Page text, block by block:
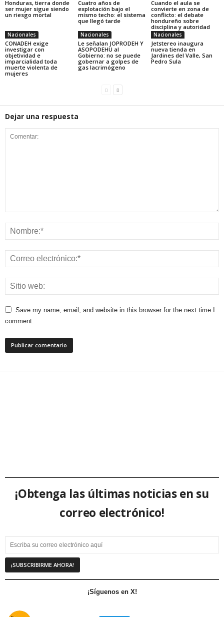
Honduras, tierra donde
ser mujer sigue siendo
un riesgo mortal
Cuatro años de
explotación bajo el
mismo techo: el sistema
que llegó tarde
Cuando el aula se
convierte en zona de
conflicto: el debate
hondureño sobre
disciplina y autoridad
Nacionales
CONADEH exige
investigar con
objetividad e
imparcialidad toda
muerte violenta de
mujeres
Nacionales
Le señalan JOPRODEH Y
ASOPODEHU al
Gobierno: no se puede
gobernar a golpes de
gas lacrimógeno
Nacionales
Jetstereo inaugura
nueva tienda en
Jardines del Valle, San
Pedro Sula
Dejar una respuesta
Save my name, email, and website in this browser for the next time I
comment.
¡Obtenga las últimas noticias en su
correo electrónico!
¡Síguenos en X!